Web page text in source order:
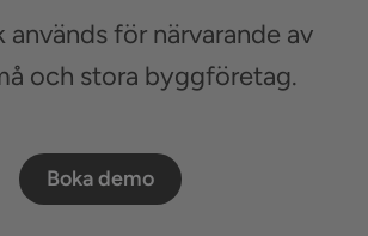
används för närvarande av
och stora byggföretag.
Boka demo